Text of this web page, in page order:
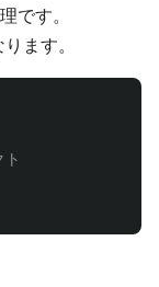
です。
ます。